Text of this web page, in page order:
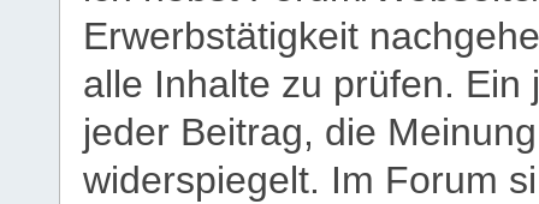
Erwerbstätigkeit
alle Inhalte zu prüfen.
jeder Beitrag, die
widerspiegelt. Im Forum